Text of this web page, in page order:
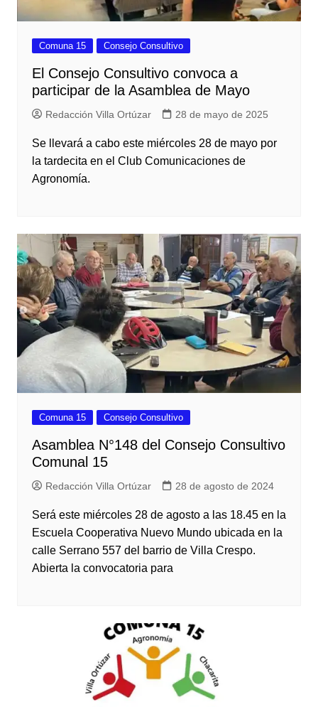
Comuna 15 Consejo Consultivo
El Consejo Consultivo convoca a
participar de la Asamblea de Mayo
Redacción Villa Ortúzar 28 de mayo de 2025
Se llevará a cabo este miércoles 28 de mayo por
la tardecita en el Club Comunicaciones de
Agronomía.
Comuna 15 Consejo Consultivo
Asamblea N°148 del Consejo Consultivo
Comunal 15
Redacción Villa Ortúzar 28 de agosto de 2024
Será este miércoles 28 de agosto a las 18.45 en la
Escuela Cooperativa Nuevo Mundo ubicada en la
calle Serrano 557 del barrio de Villa Crespo.
Abierta la convocatoria para